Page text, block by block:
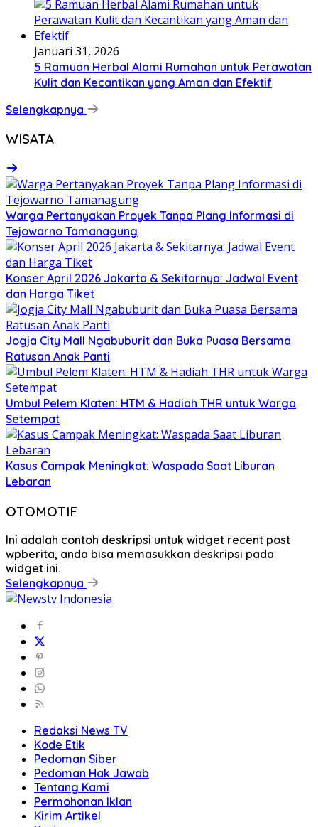
Januari 31, 2026
5 Ramuan Herbal Alami Rumahan untuk Perawatan
Kulit dan Kecantikan yang Aman dan Efektif
Selengkapnya
WISATA
Warga Pertanyakan Proyek Tanpa Plang Informasi di
Tejowarno Tamanagung
Konser April 2026 Jakarta & Sekitarnya: Jadwal Event
dan Harga Tiket
Jogja City Mall Ngabuburit dan Buka Puasa Bersama
Ratusan Anak Panti
Umbul Pelem Klaten: HTM & Hadiah THR untuk Warga
Setempat
Kasus Campak Meningkat: Waspada Saat Liburan
Lebaran
OTOMOTIF
Ini adalah contoh deskripsi untuk widget recent post
wpberita, anda bisa memasukkan deskripsi pada
widget ini.
Selengkapnya
Redaksi News TV
Kode Etik
Pedoman Siber
Pedoman Hak Jawab
Tentang Kami
Permohonan Iklan
Kirim Artikel